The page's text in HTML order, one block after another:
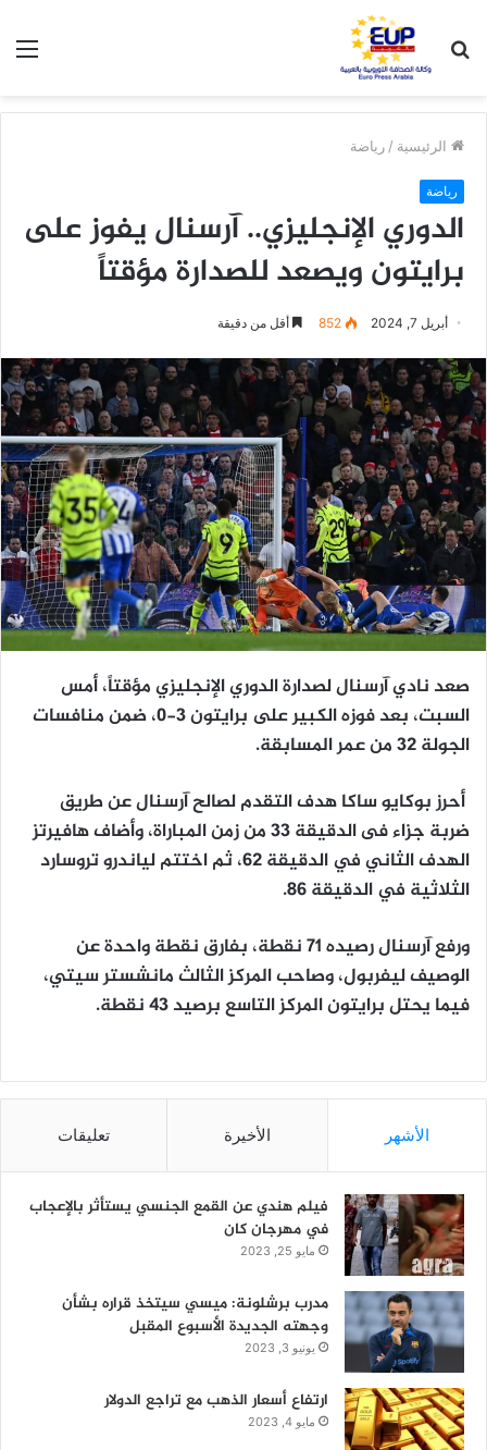
عن
الرئيسية / رياضة
رياضة
الدوري الإنجليزي.. آرسنال يفوز على
برايتون ويصعد للصدارة مؤقتاً
أبريل 7, 2024 852 أقل من دقيقة
صعد نادي آرسنال لصدارة الدوري الإنجليزي مؤقتاً، أمس
السبت، بعد فوزه الكبير على برايتون 3-0، ضمن منافسات
الجولة 32 من عمر المسابقة.
أحرز بوكايو ساكا هدف التقدم لصالح آرسنال عن طريق
ضربة جزاء فى الدقيقة 33 من زمن المباراة، وأضاف هافيرتز
الهدف الثاني في الدقيقة 62، ثم اختتم لياندرو تروسارد
الثلاثية في الدقيقة 86.
ورفع آرسنال رصيده 71 نقطة، بفارق نقطة واحدة عن
الوصيف ليفربول، وصاحب المركز الثالث مانشستر سيتي،
فيما يحتل برايتون المركز التاسع برصيد 43 نقطة.
الأشهر الأخيرة تعليقات
فيلم هندي عن القمع الجنسي يستأثر بالإعجاب
في مهرجان كان
مايو 25, 2023
مدرب برشلونة: ميسي سيتخذ قراره بشأن
وجهته الجديدة الأسبوع المقبل
يونيو 3, 2023
ارتفاع أسعار الذهب مع تراجع الدولار
مايو 4, 2023